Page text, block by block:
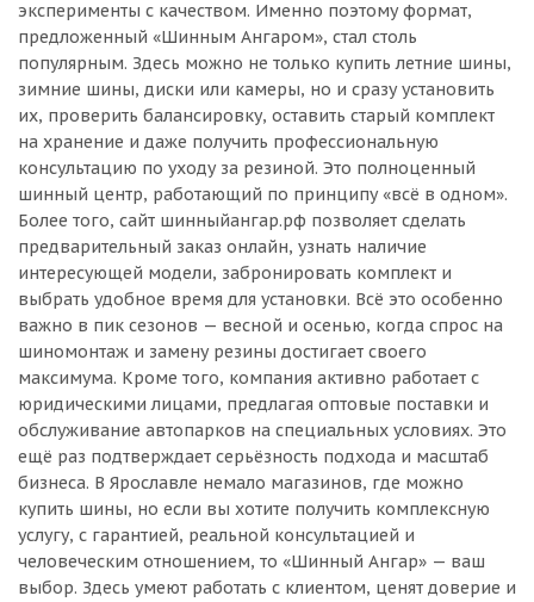
эксперименты с качеством. Именно поэтому формат,
предложенный «Шинным Ангаром», стал столь
популярным. Здесь можно не только купить летние шины,
зимние шины, диски или камеры, но и сразу установить
их, проверить балансировку, оставить старый комплект
на хранение и даже получить профессиональную
консультацию по уходу за резиной. Это полноценный
шинный центр, работающий по принципу «всё в одном».
Более того, сайт шинныйангар.рф позволяет сделать
предварительный заказ онлайн, узнать наличие
интересующей модели, забронировать комплект и
выбрать удобное время для установки. Всё это особенно
важно в пик сезонов — весной и осенью, когда спрос на
шиномонтаж и замену резины достигает своего
максимума. Кроме того, компания активно работает с
юридическими лицами, предлагая оптовые поставки и
обслуживание автопарков на специальных условиях. Это
ещё раз подтверждает серьёзность подхода и масштаб
бизнеса. В Ярославле немало магазинов, где можно
купить шины, но если вы хотите получить комплексную
услугу, с гарантией, реальной консультацией и
человеческим отношением, то «Шинный Ангар» — ваш
выбор. Здесь умеют работать с клиентом, ценят доверие и